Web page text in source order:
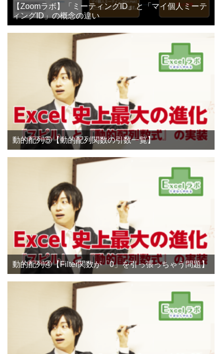
【Zoomラボ】「ミーティングID」と「マイ個人ミーテ
ィングID」の概念の違い
動的配列⑤【動的配列関数の引数一覧】
動的配列④【Filter関数が「0」を引っ張っちゃう問題】